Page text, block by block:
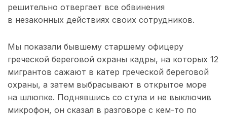
решительно отвергает все обвинения
в незаконных действиях своих сотрудников.
Мы показали бывшему старшему офицеру
греческой береговой охраны кадры, на которых 12
мигрантов сажают в катер греческой береговой
охраны, а затем выбрасывают в открытое море
на шлюпке. Поднявшись со стула и не выключив
микрофон, он сказал в разговоре с кем-то по